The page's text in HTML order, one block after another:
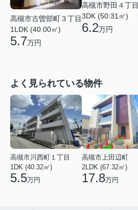
高槻市古曽部町３丁目
1LDK (40.00㎡)
5.7万円
高槻市野田４丁目
3DK (50.31㎡)
6.2万円
よく見られている物件
高槻市川西町１丁目
1DK (40.32㎡)
5.5万円
高槻市上田辺町
2LDK (67.32㎡)
17.8万円